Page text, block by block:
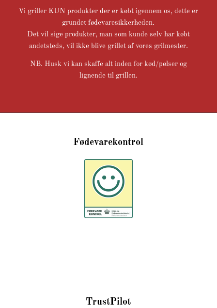
Vi griller KUN produkter der er købt igennem os, dette er
grundet fødevaresikkerheden.
Det vil sige produkter, man som kunde selv har købt
andetsteds, vil ikke blive grillet af vores grilmester.
NB. Husk vi kan skaffe alt inden for kød/pølser og
lignende til grillen.
Fødevarekontrol
TrustPilot